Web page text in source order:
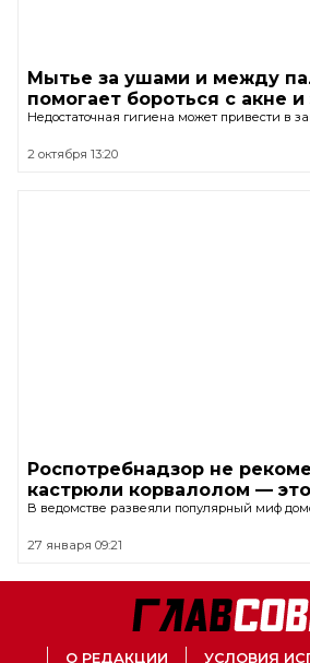
Мытье за ушами и между
помогает бороться с акне и
Недостаточная гигиена может привести в
2 октября 13:20
Роспотребнадзор не
кастрюли корвалолом —
В ведомстве развеяли популярный миф
27 января 09:21
О РЕДАКЦИИ УСЛОВИЯ